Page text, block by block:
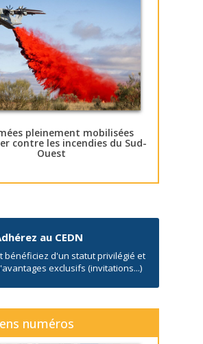
pleinement mobilisées
contre les incendies du Sud-
Ouest
au CEDN
bénéficiez d'un statut privilégié et
exclusifs (invitations...)
numéros